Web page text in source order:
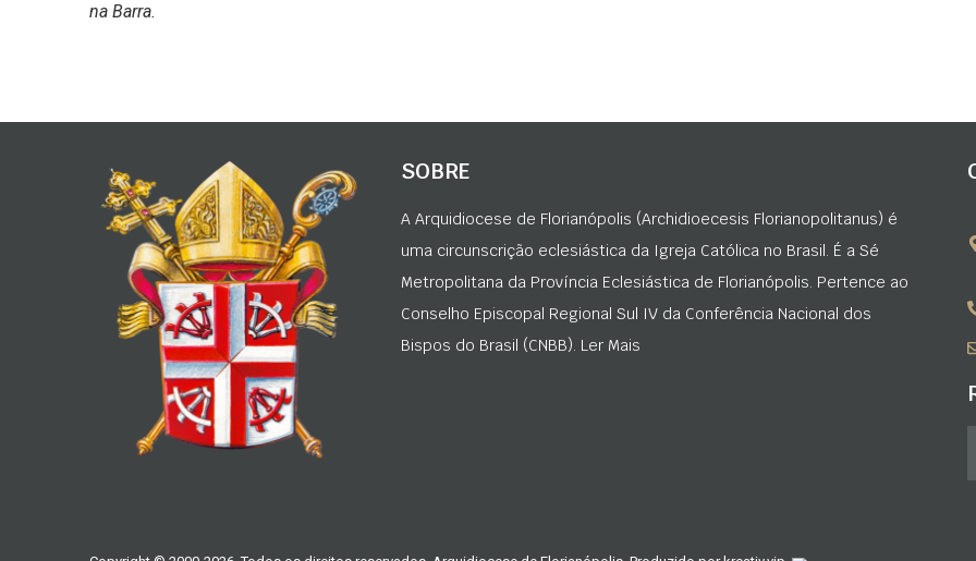
na Barra.
SOBRE
A Arquidiocese de Florianópolis (Archidioecesis Florianopolitanus) é
uma circunscrição eclesiástica da Igreja Católica no Brasil. É a Sé
Metropolitana da Província Eclesiástica de Florianópolis. Pertence ao
Conselho Episcopal Regional Sul IV da Conferência Nacional dos
Bispos do Brasil (CNBB). Ler Mais